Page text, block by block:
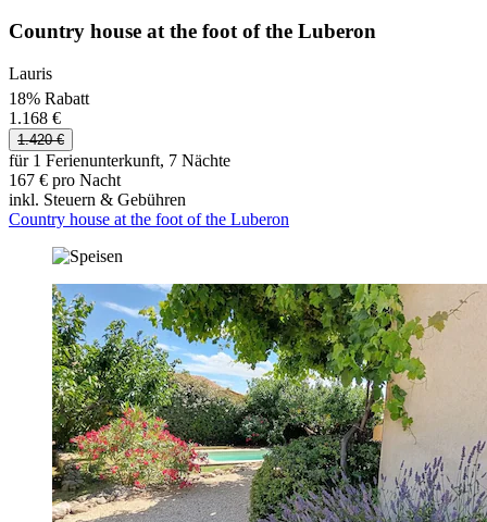
Country house at the foot of the Luberon
Lauris
18% Rabatt
1.168 €
1.420 €
für 1 Ferienunterkunft, 7 Nächte
167 € pro Nacht
inkl. Steuern & Gebühren
Country house at the foot of the Luberon